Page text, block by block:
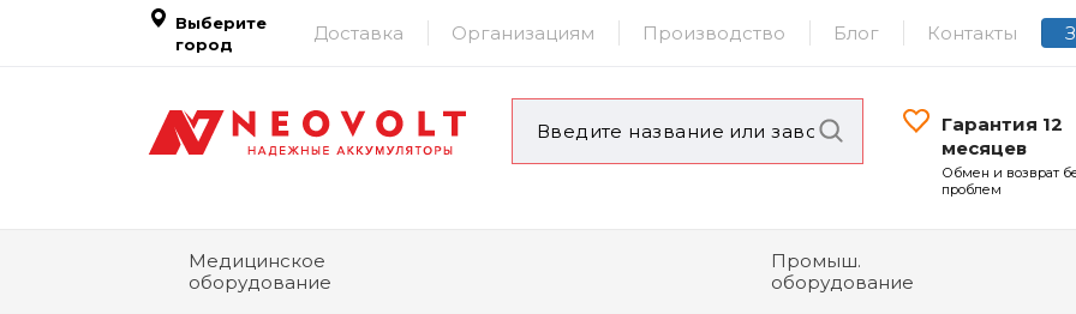
Выберите
город
Доставка Организациям Производство Блог Контакты
Гарантия 12
месяцев
Обмен и возврат
проблем
Медицинское
оборудование
Промыш.
оборудование